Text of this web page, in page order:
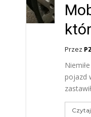
Przez
pojazd